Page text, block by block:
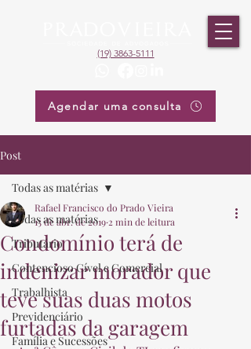
(19) 3863-5111
Agendar uma consulta
Post
Todas as matérias
Tributário
Contencioso Cível e Comercial
Trabalhista
Previdenciário
Família e Sucessões
Todas as matérias
Condomínio terá de
indenizar morador que
teve suas duas motos
furtadas da garagem
Rafael Francisco do Prado Vieira
15 de abr. de 2019 2 min de leitura